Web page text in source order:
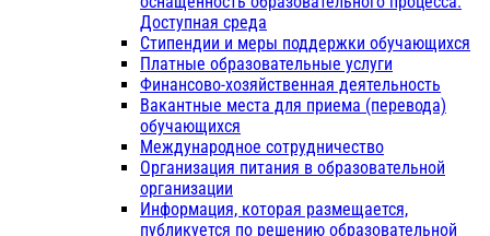
Доступная среда
Стипендии и меры поддержки обучающихся
Платные образовательные услуги
Финансово-хозяйственная деятельность
Вакантные места для приема (перевода)
обучающихся
Международное сотрудничество
Организация питания в образовательной
организации
Информация, которая размещается,
публикуется по решению образовательной